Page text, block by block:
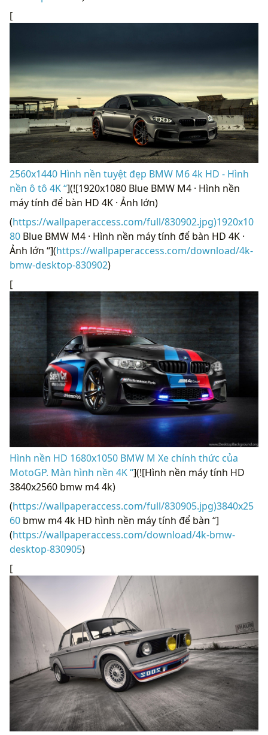
[
2560x1440 Hình nền tuyệt đẹp BMW M6 4k HD - Hình
nền ô tô 4K “](![1920x1080 Blue BMW M4 · Hình nền
máy tính để bàn HD 4K · Ảnh lớn)
(https://wallpaperaccess.com/full/830902.jpg)1920x10
80 Blue BMW M4 · Hình nền máy tính để bàn HD 4K ·
Ảnh lớn “](https://wallpaperaccess.com/download/4k-
bmw-desktop-830902)
[
Hình nền HD 1680x1050 BMW M Xe chính thức của
MotoGP. Màn hình nền 4K “](![Hình nền máy tính HD
3840x2560 bmw m4 4k)
(https://wallpaperaccess.com/full/830905.jpg)3840x25
60 bmw m4 4k HD hình nền máy tính để bàn “]
(https://wallpaperaccess.com/download/4k-bmw-
desktop-830905)
[